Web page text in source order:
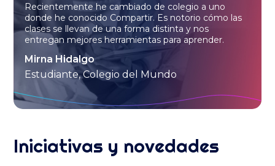
Recientemente he cambiado de colegio a uno
donde he conocido Compartir. Es notorio cómo las
clases se llevan de una forma distinta y nos
entregan mejores herramientas para aprender.
Mirna Hidalgo
Estudiante, Colegio del Mundo
Iniciativas y novedades